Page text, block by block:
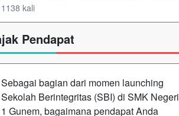
1138 kali
Pendapat
Sebagai bagian dari momen launching
Sekolah Berintegritas (SBI) di SMK Negeri
1 Gunem, bagaimana pendapat Anda